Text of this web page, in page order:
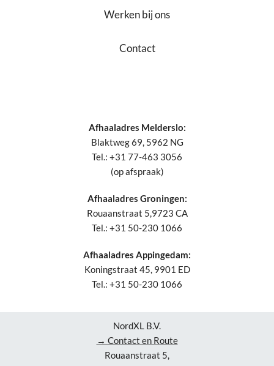
Werken bij ons
Contact
Afhaaladres Melderslo:
Blaktweg 69, 5962 NG
Tel.: +31 77-463 3056
(op afspraak)
Afhaaladres Groningen:
Rouaanstraat 5,9723 CA
Tel.: +31 50-230 1066
Afhaaladres Appingedam:
Koningstraat 45, 9901 ED
Tel.: +31 50-230 1066
NordXL B.V.
→ Contact en Route
Rouaanstraat 5,